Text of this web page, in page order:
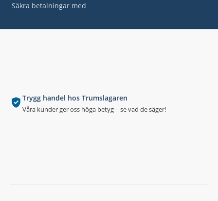
Trygg handel hos Trumslagaren
Våra kunder ger oss höga betyg – se vad de säger!
Säkra betalningar med